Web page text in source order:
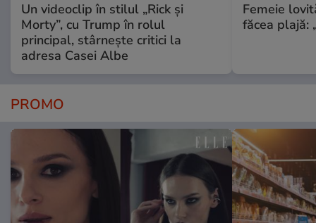
Un videoclip în stilul „Rick și
Morty”, cu Trump în rolul
principal, stârnește critici la
adresa Casei Albe
Femeie
făcea plajă:
PROMO